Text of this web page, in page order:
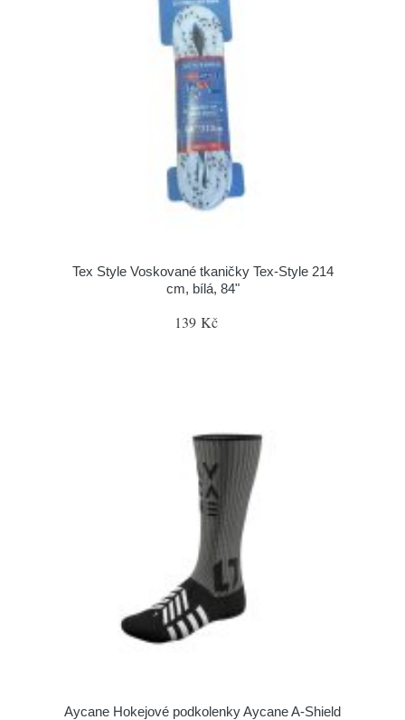
Tex Style Voskované tkaničky Tex-Style 214
cm, bílá, 84"
139 Kč
Aycane Hokejové podkolenky Aycane A-Shield